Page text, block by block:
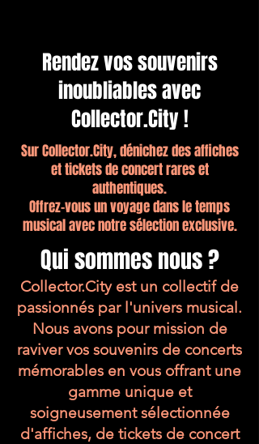
Rendez vos souvenirs
inoubliables avec
Collector.City !
Sur Collector.City, dénichez des affiches
et tickets de concert rares et
authentiques.
Offrez-vous un voyage dans le temps
musical avec notre sélection exclusive.
Qui sommes nous ?
Collector.City est un collectif de
passionnés par l'univers musical.
Nous avons pour mission de
raviver vos souvenirs de concerts
mémorables en vous offrant une
gamme unique et
soigneusement sélectionnée
d'affiches, de tickets de concert